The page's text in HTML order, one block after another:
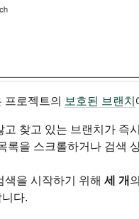
프로젝트의 보호된 브랜치
고 찾고 있는 브랜치가 즉
록을 스크롤하거나 검색
색을 시작하기 위해 세 개
다.